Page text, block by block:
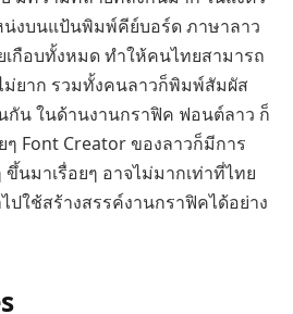
น่งบนแป้นพิมพ์คีย์บอร์ด ภาษาลาว
กือบทั้งหมด ทำให้คนไทยสามารถ
ยาก รวมทั้งคนลาวก็พิมพ์สัมผัส
กัน ในด้านงานกราฟิค ฟอนต์ลาว ก็
Font Creator ของลาวก็มีการ
นมาเรื่อยๆ อาจไม่มากเท่าที่ไทย
ปใช้สร้างสรรค์งานกราฟิคได้อย่าง